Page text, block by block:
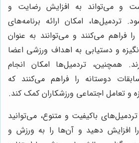
است و می‌تواند به افزایش رضایت و
تردمیل‌ها، امکان ارائه برنامه‌های
فراهم می‌کنند و می‌توانند به عنوان
و دستیابی به اهداف ورزشی اعضا
همچنین، تردمیل‌ها امکان انجام
دوستانه را فراهم می‌کنند که
و تعامل اجتماعی ورزشکاران کمک کند.
باکیفیت و متنوع، می‌توانید
را افزایش دهید و آن‌ها را به ورزش و